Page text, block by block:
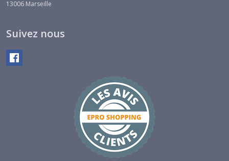
13006 Marseille
Suivez nous